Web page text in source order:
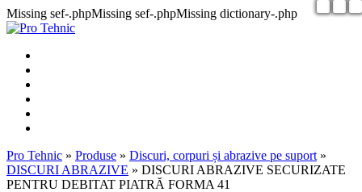
Missing sef-.phpMissing sef-.phpMissing dictionary-.php
Pro Tehnic » Produse » Discuri, corpuri și abrazive pe suport »
DISCURI ABRAZIVE » DISCURI ABRAZIVE SECURIZATE
PENTRU DEBITAT PIATRĂ FORMA 41